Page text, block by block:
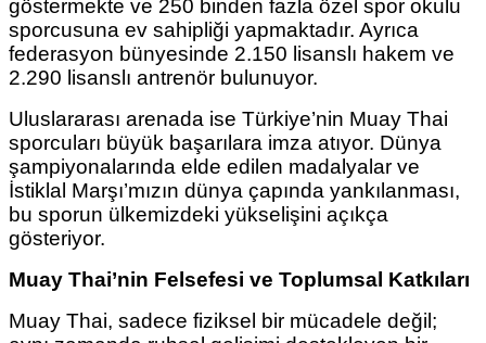
göstermekte ve 250 binden fazla özel spor okulu
sporcusuna ev sahipliği yapmaktadır. Ayrıca
federasyon bünyesinde 2.150 lisanslı hakem ve
2.290 lisanslı antrenör bulunuyor.
Uluslararası arenada ise Türkiye’nin Muay Thai
sporcuları büyük başarılara imza atıyor. Dünya
şampiyonalarında elde edilen madalyalar ve
İstiklal Marşı’mızın dünya çapında yankılanması,
bu sporun ülkemizdeki yükselişini açıkça
gösteriyor.
Muay Thai’nin Felsefesi ve Toplumsal Katkıları
Muay Thai, sadece fiziksel bir mücadele değil;